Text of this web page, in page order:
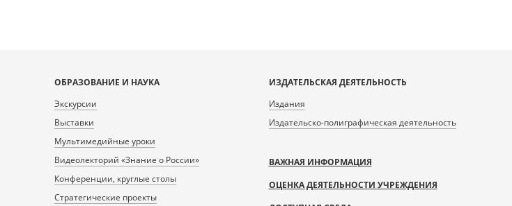
ОБРАЗОВАНИЕ И НАУКА
Экскурсии
Выставки
Мультимедийные уроки
Видеолекторий «Знание о России»
Конференции, круглые столы
Стратегические проекты
ИЗДАТЕЛЬСКАЯ ДЕЯТЕЛЬНОСТЬ
Издания
Издательско-полиграфическая деятельность
ВАЖНАЯ ИНФОРМАЦИЯ
ОЦЕНКА ДЕЯТЕЛЬНОСТИ УЧРЕЖДЕНИЯ